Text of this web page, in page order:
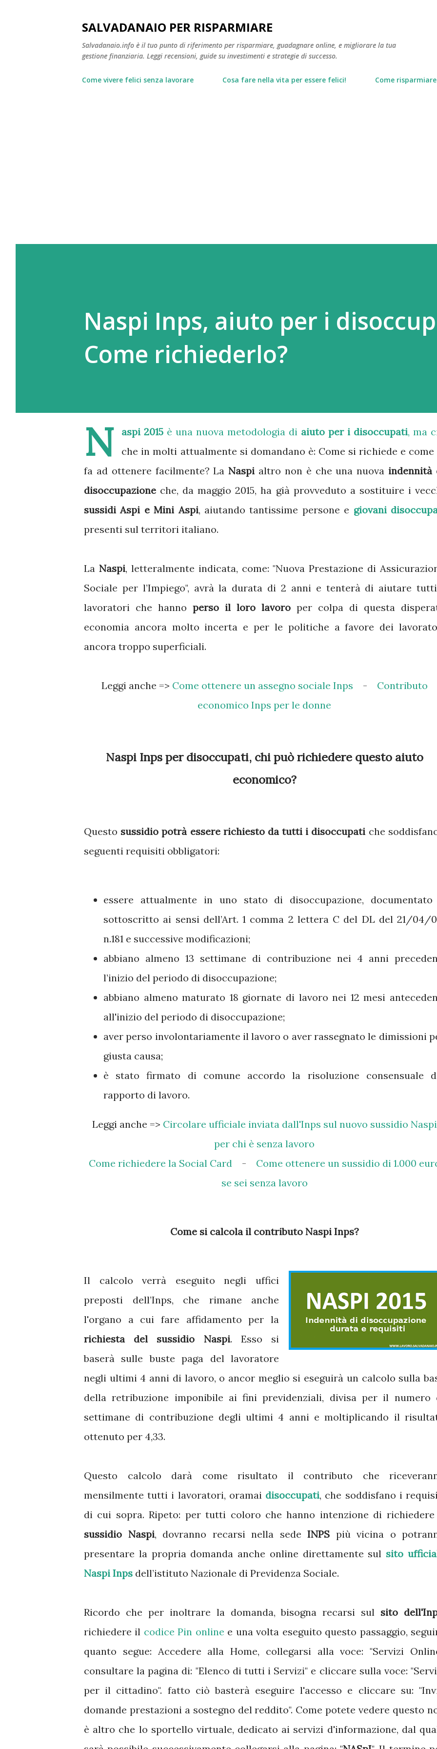
SALVADANAIO PER RISPARMIARE
Salvadanaio.info è il tuo punto di riferimento per risparmiare, guadagnare online, e migliorare la tua
gestione finanziaria. Leggi recensioni, guide su investimenti e strategie di successo.
Come vivere felici senza lavorare Cosa fare nella vita per essere felici! Come
Naspi Inps, aiuto per i
Come richiederlo?
N aspi 2015 è una nuova metodologia di aiuto per i disoccupati, ma
che in molti attualmente si domandano è: Come si richiede e come
fa ad ottenere facilmente? LaNaspi altro non è che una nuova indennità
disoccupazione che, da maggio 2015, ha già provveduto a sostituire i
sussidi Aspi e Mini Aspi, aiutando tantissime persone e giovani
presenti sul territori italiano.
La Naspi, letteralmente indicata, come: "Nuova Prestazione di
Sociale per l’Impiego", avrà la durata di 2 anni e tenterà di aiutare
lavoratori che hanno perso il loro lavoro per colpa di questa
economia ancora molto incerta e per le politiche a favore dei
ancora troppo superficiali.
Leggi anche => Come ottenere un assegno sociale Inps - Contributo
economico Inps per le donne
Naspi Inps per disoccupati, chi può richiedere questo aiuto
economico?
Questo sussidio potrà essere richiesto da tutti i disoccupati che
seguenti requisiti obbligatori:
essere attualmente in uno stato di disoccupazione,
sottoscritto ai sensi dell’Art. 1 comma 2 lettera C del DL del 21/04/
n.181 e successive modificazioni;
abbiano almeno 13 settimane di contribuzione nei 4 anni
l’inizio del periodo di disoccupazione;
abbiano almeno maturato 18 giornate di lavoro nei 12 mesi
all'inizio del periodo di disoccupazione;
aver perso involontariamente il lavoro o aver rassegnato le dimissioni
giusta causa;
è stato firmato di comune accordo la risoluzione consensuale
rapporto di lavoro.
Leggi anche => Circolare ufficiale inviata dall'Inps sul nuovo sussidio Naspi
per chi è senza lavoro
Come richiedere la Social Card - Come ottenere un sussidio di 1.000
se sei senza lavoro
Come si calcola il contributo Naspi Inps?
Il calcolo verrà eseguito negli uffici
preposti dell’Inps, che rimane anche
l'organo a cui fare affidamento per la
richiesta del sussidio Naspi. Esso si
baserà sulle buste paga del lavoratore
negli ultimi 4 anni di lavoro, o ancor meglio si eseguirà un calcolo sulla
della retribuzione imponibile ai fini previdenziali, divisa per il numero
settimane di contribuzione degli ultimi 4 anni e moltiplicando il
ottenuto per 4,33.
Questo calcolo darà come risultato il contributo che
mensilmente tutti i lavoratori, oramai disoccupati, che soddisfano i
di cui sopra. Ripeto: per tutti coloro che hanno intenzione di
sussidio Naspi, dovranno recarsi nella sede INPS più vicina o
presentare la propria domanda anche online direttamente sul sito
Naspi Inps dell’istituto Nazionale di Previdenza Sociale.
Ricordo che per inoltrare la domanda, bisogna recarsi sul sito
richiedere il codice Pin online e una volta eseguito questo passaggio,
quanto segue: Accedere alla Home, collegarsi alla voce: "Servizi
consultare la pagina di: "Elenco di tutti i Servizi" e cliccare sulla voce:
per il cittadino". fatto ciò basterà eseguire l'accesso e cliccare su:
domande prestazioni a sostegno del reddito". Come potete vedere questo
è altro che lo sportello virtuale, dedicato ai servizi d'informazione, dal